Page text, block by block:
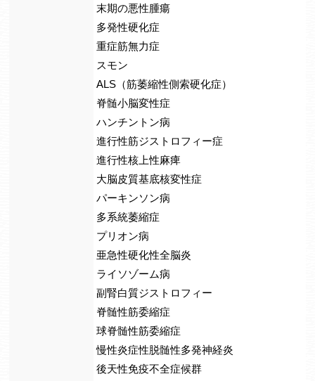
末期の悪性腫瘍
多発性硬化症
重症筋無力症
スモン
ALS（筋萎縮性側索硬化症）
脊髄小脳変性症
ハンチントン病
進行性筋ジストロフィー症
進行性核上性麻痺
大脳皮質基底核変性症
パーキンソン病
多系統萎縮症
プリオン病
亜急性硬化性全脳炎
ライソゾーム病
副腎白質ジストロフィー
脊髄性筋委縮症
球脊髄性筋委縮症
慢性炎症性脱髄性多発神経炎
後天性免疫不全症候群